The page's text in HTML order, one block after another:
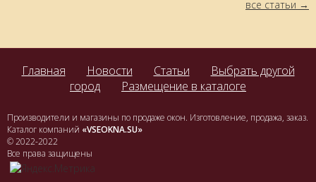
все статьи
Главная Новости Статьи
Выбрать другой
город
Размещение в каталоге
Производители и магазины по продаже окон. Изготовление, продажа, заказ.
Каталог компаний «VSEOKNA.SU»
© 2022-2022
Все права защищены